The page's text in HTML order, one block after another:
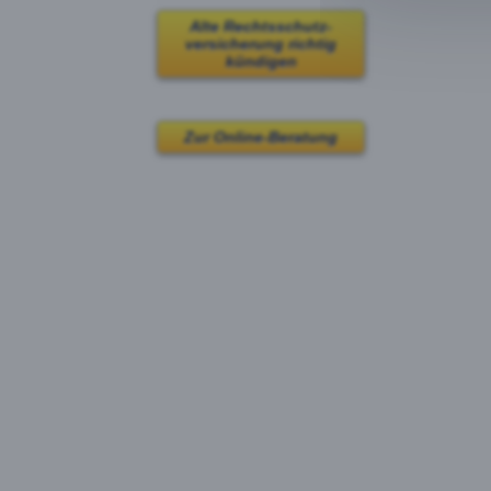
Alte Rechtsschutz-
versicherung richtig
kündigen
Zur Online-Beratung